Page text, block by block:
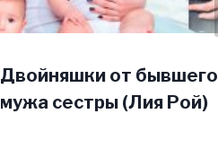
Двойняшки от бывшего
мужа сестры (Лия Рой)